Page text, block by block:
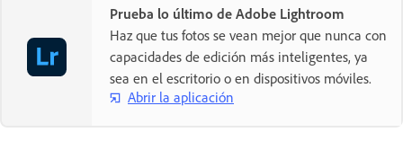
Prueba lo último de Adobe Lightroom
Haz que tus fotos se vean mejor que nunca con
capacidades de edición más inteligentes, ya
sea en el escritorio o en dispositivos móviles.
Abrir la aplicación